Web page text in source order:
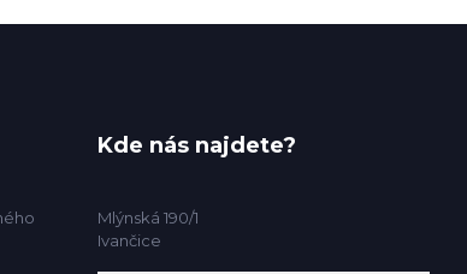
Kde nás najdete?
Mlýnská 190/1
Ivančice